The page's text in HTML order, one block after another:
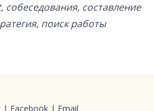
составление
поиск работы
| Facebook| Email